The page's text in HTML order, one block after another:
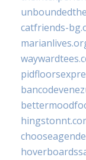
catfriends-